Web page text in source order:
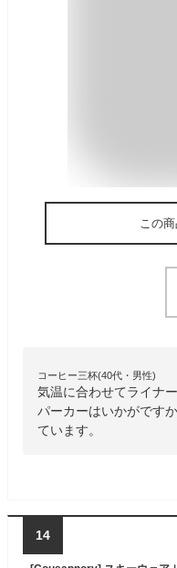
この
コーヒー三杯(40代・男性)
気温に合わせてライナ
パーカーはいかがです
ています。
14